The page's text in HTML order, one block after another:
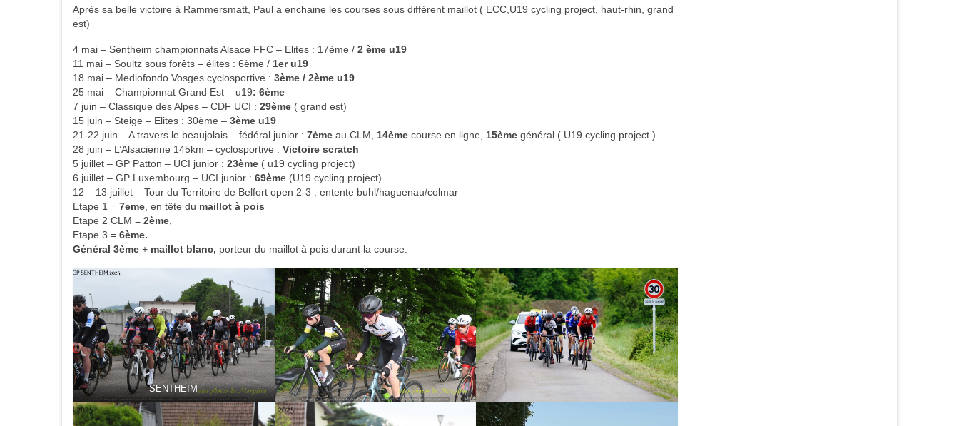
Après sa belle victoire à Rammersmatt, Paul a enchaine les courses sous différent maillot ( ECC,U19 cycling project, haut-rhin, grand
est)
4 mai – Sentheim championnats Alsace FFC – Elites : 17ème / 2 ème u19
11 mai – Soultz sous forêts – élites : 6ème / 1er u19
18 mai – Mediofondo Vosges cyclosportive : 3ème / 2ème u19
25 mai – Championnat Grand Est – u19: 6ème
7 juin – Classique des Alpes – CDF UCI : 29ème ( grand est)
15 juin – Steige – Elites : 30ème – 3ème u19
21-22 juin – A travers le beaujolais – fédéral junior : 7ème au CLM, 14ème course en ligne, 15ème général ( U19 cycling project )
28 juin – L’Alsacienne 145km – cyclosportive : Victoire scratch
5 juillet – GP Patton – UCI junior : 23ème ( u19 cycling project)
6 juillet – GP Luxembourg – UCI junior : 69ème (U19 cycling project)
12 – 13 juillet – Tour du Territoire de Belfort open 2-3 : entente buhl/haguenau/colmar
Etape 1 = 7eme , en tête du maillot à pois
Etape 2 CLM = 2ème
Etape 3 = 6ème.
Général 3ème + maillot blanc, porteur du maillot à pois durant la course.
SENTHEIM